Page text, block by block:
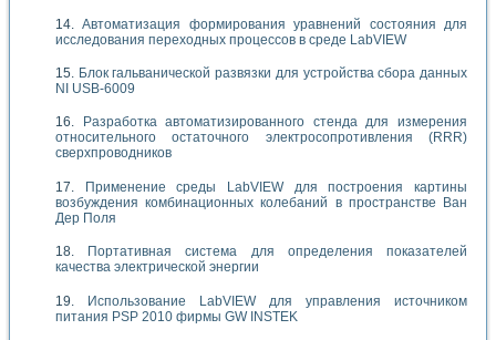
Автоматизация формирования уравнений состояния для
исследования переходных процессов в среде LabVIEW
Блок гальванической развязки для устройства сбора данных
NI USB-6009
Разработка автоматизированного стенда для измерения
относительного остаточного электросопротивления (RRR)
сверхпроводников
Применение среды LabVIEW для построения картины
возбуждения комбинационных колебаний в пространстве Ван
Дер Поля
Портативная система для определения показателей
качества электрической энергии
Использование LabVIEW для управления источником
питания PSP 2010 фирмы GW INSTEK